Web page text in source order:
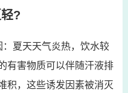
?
夏天天气炎热，饮水较
有害物质可以伴随汗液排
积，这些诱发因素被消灭